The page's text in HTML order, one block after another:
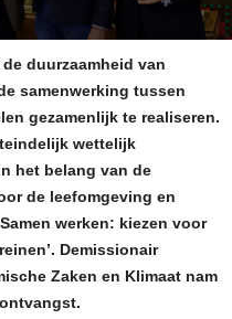
duurzaamheid van
samenwerking tussen
gezamenlijk te realiseren.
wettelijk
het belang van de
de leefomgeving en
werken: kiezen voor
Demissionair
Zaken en Klimaat nam